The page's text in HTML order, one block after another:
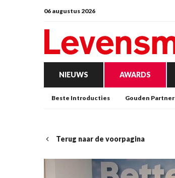
06 augustus 2026
NIEUWS AWARDS
Beste Introducties Gouden Partner
Terug naar de voorpagina